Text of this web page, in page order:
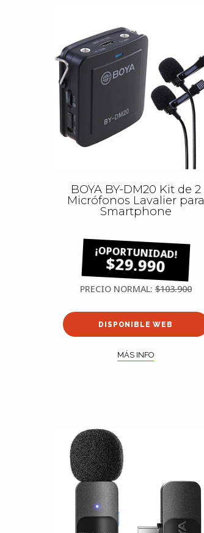
BOYA BY-DM20 Kit de 2
Micrófonos Lavalier para
Smartphone
$29.990
PRECIO NORMAL:$103.900
DISPONIBLE WEB
MÁS INFO